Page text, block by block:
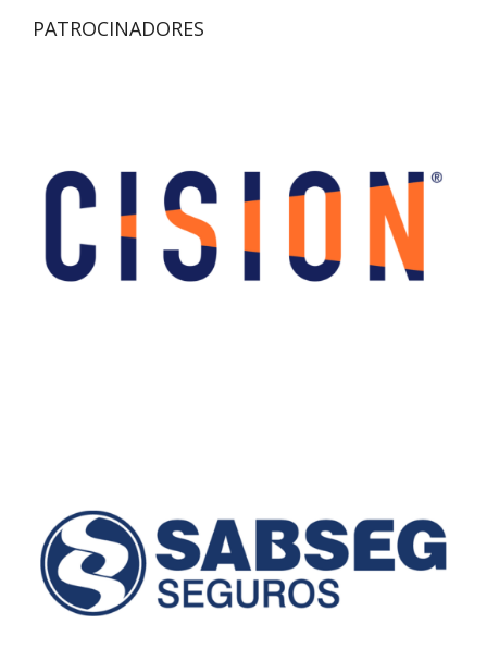
PATROCINADORES